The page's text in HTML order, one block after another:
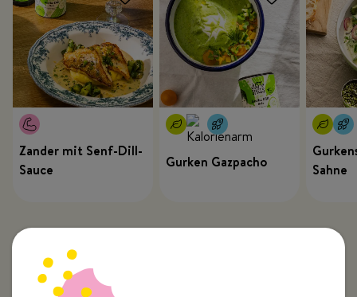
Zander mit Senf-Dill-
Sauce
Gurken Gazpacho
Sahne